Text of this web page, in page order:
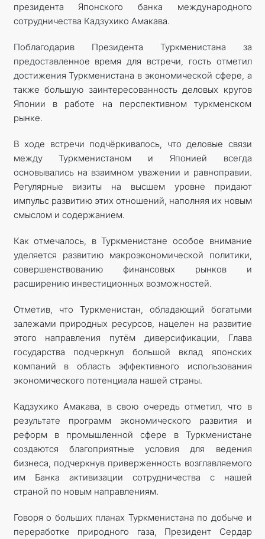
президента Японского банка международного
сотрудничества Кадзухико Амакава.
Поблагодарив Президента Туркменистана за
предоставленное время для встречи, гость отметил
достижения Туркменистана в экономической сфере, а
также большую заинтересованность деловых кругов
Японии в работе на перспективном туркменском
рынке.
В ходе встречи подчёркивалось, что деловые связи
между Туркменистаном и Японией всегда
основывались на взаимном уважении и равноправии.
Регулярные визиты на высшем уровне придают
импульс развитию этих отношений, наполняя их новым
смыслом и содержанием.
Как отмечалось, в Туркменистане особое внимание
уделяется развитию макроэкономической политики,
совершенствованию финансовых рынков и
расширению инвестиционных возможностей.
Отметив, что Туркменистан, обладающий богатыми
залежами природных ресурсов, нацелен на развитие
этого направления путём диверсификации, Глава
государства подчеркнул большой вклад японских
компаний в область эффективного использования
экономического потенциала нашей страны.
Кадзухико Амакава, в свою очередь отметил, что в
результате программ экономического развития и
реформ в промышленной сфере в Туркменистане
создаются благоприятные условия для ведения
бизнеса, подчеркнув приверженность возглавляемого
им Банка активизации сотрудничества с нашей
страной по новым направлениям.
Говоря о больших планах Туркменистана по добыче и
переработке природного газа, Президент Сердар